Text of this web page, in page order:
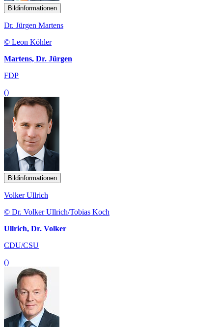
Bildinformationen
Dr. Jürgen Martens
© Leon Köhler
Martens, Dr. Jürgen
FDP
()
Bildinformationen
Volker Ullrich
© Dr. Volker Ullrich/Tobias Koch
Ullrich, Dr. Volker
CDU/CSU
()